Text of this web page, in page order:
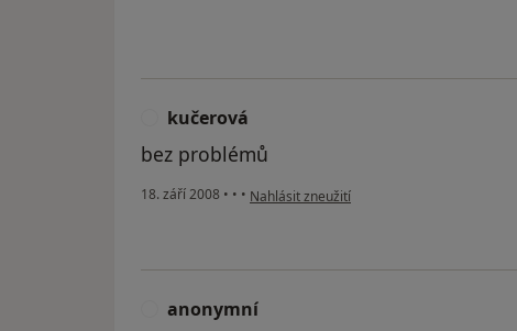
kučerová
bez problémů
18. září 2008 • • • podle názoru uživatele kučerová
Nahlásit zneužití
anonymní